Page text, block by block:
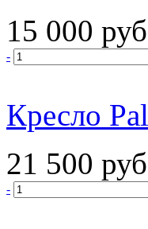
15 000
-
Кресло
21 500
-